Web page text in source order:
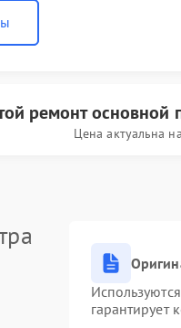
ремонт основной
Цена актуальна
гарантирует